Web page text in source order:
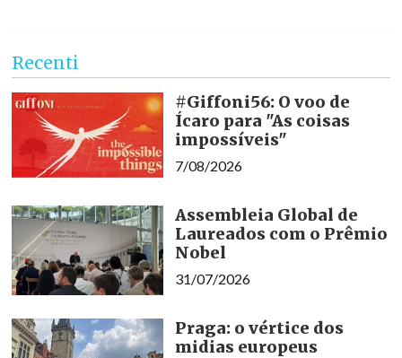
Recenti
#Giffoni56: O voo de
Ícaro para "As coisas
impossíveis"
7/08/2026
Assembleia Global de
Laureados com o Prêmio
Nobel
31/07/2026
Praga: o vértice dos
midias europeus